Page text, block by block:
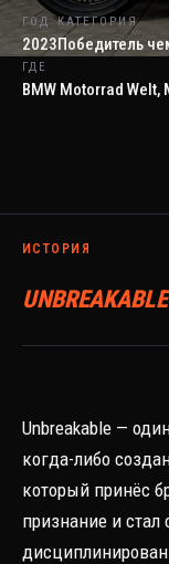
ГОД
2023
КАТЕГОРИЯ
Победитель
ГДЕ
BMW Motorrad
ИСТОРИЯ
UNBREAKABLE
Unbreakable —
когда-либо
который принёс
признание и